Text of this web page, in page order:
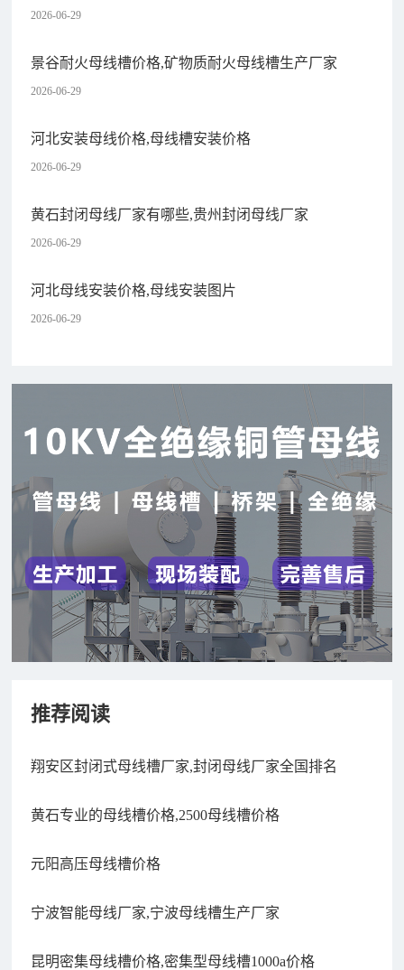
2026-06-29
景谷耐火母线槽价格,矿物质耐火母线槽生产厂家
2026-06-29
河北安装母线价格,母线槽安装价格
2026-06-29
黄石封闭母线厂家有哪些,贵州封闭母线厂家
2026-06-29
河北母线安装价格,母线安装图片
2026-06-29
推荐阅读
翔安区封闭式母线槽厂家,封闭母线厂家全国排名
黄石专业的母线槽价格,2500母线槽价格
元阳高压母线槽价格
宁波智能母线厂家,宁波母线槽生产厂家
昆明密集母线槽价格,密集型母线槽1000a价格